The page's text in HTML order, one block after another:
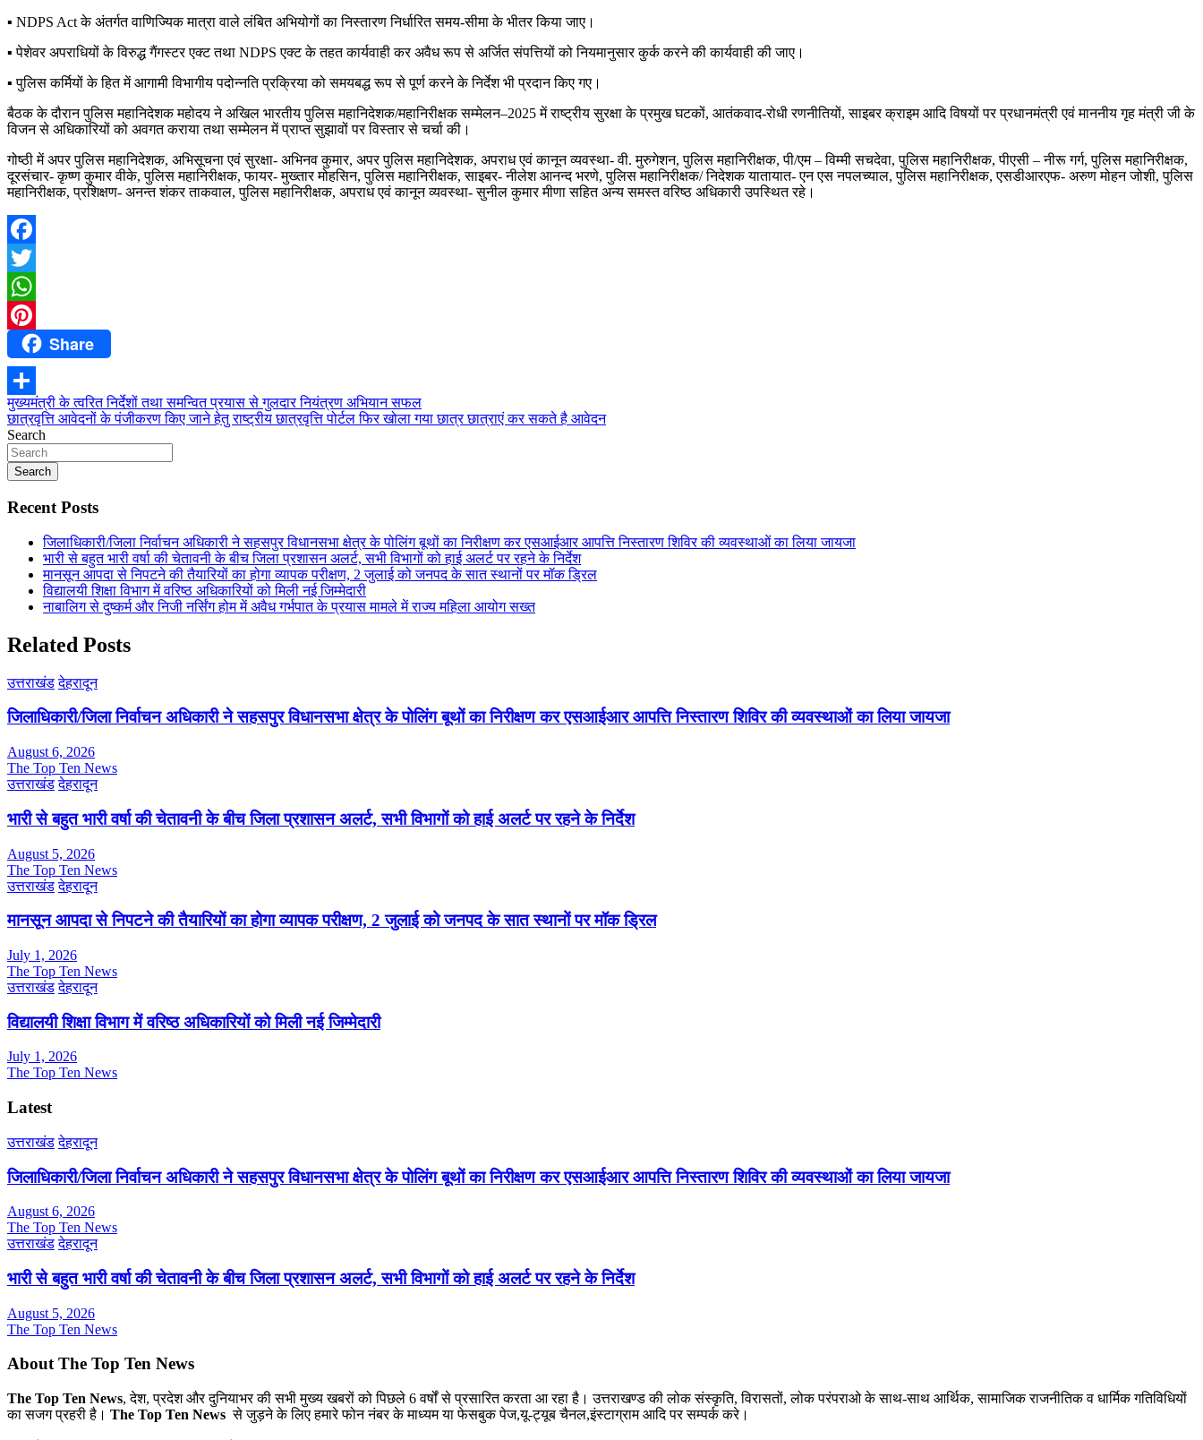
▪️ NDPS Act के अंतर्गत वाणिज्यिक मात्रा वाले लंबित अभियोगों का निस्तारण निर्धारित समय-सीमा के भीतर किया जाए।
▪️ पेशेवर अपराधियों के विरुद्ध गैंगस्टर एक्ट तथा NDPS एक्ट के तहत कार्यवाही कर अवैध रूप से अर्जित संपत्तियों को नियमानुसार कुर्क करने की कार्यवाही की जाए।
▪️ पुलिस कर्मियों के हित में आगामी विभागीय पदोन्नति प्रक्रिया को समयबद्ध रूप से पूर्ण करने के निर्देश भी प्रदान किए गए।
बैठक के दौरान पुलिस महानिदेशक महोदय ने अखिल भारतीय पुलिस महानिदेशक/महानिरीक्षक सम्मेलन–2025 में राष्ट्रीय सुरक्षा के प्रमुख घटकों, आतंकवाद-रोधी रणनीतियों, साइबर क्राइम आदि विषयों पर प्रधानमंत्री एवं माननीय गृह मंत्री जी के
विजन से अधिकारियों को अवगत कराया तथा सम्मेलन में प्राप्त सुझावों पर विस्तार से चर्चा की।
गोष्ठी में अपर पुलिस महानिदेशक, अभिसूचना एवं सुरक्षा- अभिनव कुमार, अपर पुलिस महानिदेशक, अपराध एवं कानून व्यवस्था- वी. मुरुगेशन, पुलिस महानिरीक्षक, पी/एम – विम्मी सचदेवा, पुलिस महानिरीक्षक, पीएसी – नीरू गर्ग, पुलिस महानिरीक्षक,
दूरसंचार- कृष्ण कुमार वीके, पुलिस महानिरीक्षक, फायर- मुख्तार मोहसिन, पुलिस महानिरीक्षक, साइबर- नीलेश आनन्द भरणे, पुलिस महानिरीक्षक/ निदेशक यातायात- एन एस नपलच्याल, पुलिस महानिरीक्षक, एसडीआरएफ- अरुण मोहन जोशी, पुलिस
महानिरीक्षक, प्रशिक्षण- अनन्त शंकर ताकवाल, पुलिस महानिरीक्षक, अपराध एवं कानून व्यवस्था- सुनील कुमार मीणा सहित अन्य समस्त वरिष्ठ अधिकारी उपस्थित रहे।
Facebook
Twitter
WhatsApp
PinterestShare
Share
Post
navigation
मुख्यमंत्री के त्वरित निर्देशों तथा समन्वित प्रयास से गुलदार नियंत्रण अभियान सफल
छात्रवृत्ति आवेदनों के पंजीकरण किए जाने हेतु राष्ट्रीय छात्रवृत्ति पोर्टल फिर खोला गया छात्र छात्राएं कर सकते है आवेदन
Search
Search
Recent Posts
जिलाधिकारी/जिला निर्वाचन अधिकारी ने सहसपुर विधानसभा क्षेत्र के पोलिंग बूथों का निरीक्षण कर एसआईआर आपत्ति निस्तारण शिविर की व्यवस्थाओं का लिया जायजा
भारी से बहुत भारी वर्षा की चेतावनी के बीच जिला प्रशासन अलर्ट, सभी विभागों को हाई अलर्ट पर रहने के निर्देश
मानसून आपदा से निपटने की तैयारियों का होगा व्यापक परीक्षण, 2 जुलाई को जनपद के सात स्थानों पर मॉक ड्रिल
विद्यालयी शिक्षा विभाग में वरिष्ठ अधिकारियों को मिली नई जिम्मेदारी
नाबालिग से दुष्कर्म और निजी नर्सिंग होम में अवैध गर्भपात के प्रयास मामले में राज्य महिला आयोग सख्त
Related Posts
उत्तराखंड देहरादून
जिलाधिकारी/जिला निर्वाचन अधिकारी ने सहसपुर विधानसभा क्षेत्र के पोलिंग बूथों का निरीक्षण कर एसआईआर आपत्ति निस्तारण शिविर की व्यवस्थाओं का लिया जायजा
August 6, 2026
The Top Ten News
उत्तराखंड देहरादून
भारी से बहुत भारी वर्षा की चेतावनी के बीच जिला प्रशासन अलर्ट, सभी विभागों को हाई अलर्ट पर रहने के निर्देश
August 5, 2026
The Top Ten News
उत्तराखंड देहरादून
मानसून आपदा से निपटने की तैयारियों का होगा व्यापक परीक्षण, 2 जुलाई को जनपद के सात स्थानों पर मॉक ड्रिल
July 1, 2026
The Top Ten News
उत्तराखंड देहरादून
विद्यालयी शिक्षा विभाग में वरिष्ठ अधिकारियों को मिली नई जिम्मेदारी
July 1, 2026
The Top Ten News
Latest
उत्तराखंड देहरादून
जिलाधिकारी/जिला निर्वाचन अधिकारी ने सहसपुर विधानसभा क्षेत्र के पोलिंग बूथों का निरीक्षण कर एसआईआर आपत्ति निस्तारण शिविर की व्यवस्थाओं का लिया जायजा
August 6, 2026
The Top Ten News
उत्तराखंड देहरादून
भारी से बहुत भारी वर्षा की चेतावनी के बीच जिला प्रशासन अलर्ट, सभी विभागों को हाई अलर्ट पर रहने के निर्देश
August 5, 2026
The Top Ten News
About The Top Ten News
The Top Ten News, देश, प्रदेश और दुनियाभर की सभी मुख्य खबरों को पिछले 6 वर्षों से प्रसारित करता आ रहा है। उत्तराखण्ड की लोक संस्कृति, विरासतों, लोक परंपराओ के साथ-साथ आर्थिक, सामाजिक राजनीतिक व धार्मिक गतिविधियों
का सजग प्रहरी है। The Top Ten News से जुड़ने के लिए हमारे फोन नंबर के माध्यम या फेसबुक पेज,यू-ट्यूब चैनल,इंस्टाग्राम आदि पर सम्पर्क करे।